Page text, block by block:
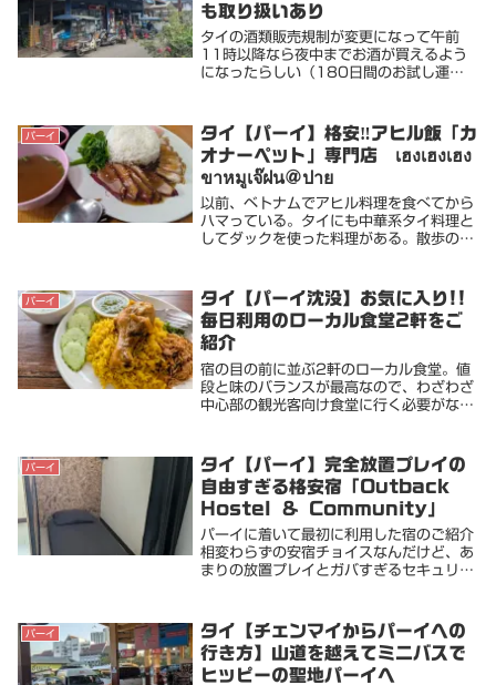
も取り扱いあり
タイの酒類販売規制が変更になって午前
11時以降なら夜中までお酒が買えるよう
になったらしい（180日間のお試し運
る主に卸売りをメインとやっている酒屋は
いつでも購入でき...
パーイ
タイ【パーイ】格安‼アヒル飯「カ
オナーペット」専門店 เฮงเฮงเฮง
ขาหมูเจ๊ฝน@ปาย
以前、ベトナムでアヒル料理を食べてから
ハマっている。タイにも中華系タイ料理と
してダックを使った料理がある。散歩の途
は読めません。グーグルマップでは...
パーイ
タイ【パーイ沈没】お気に入り!!
毎日利用のローカル食堂2軒をご
紹介
宿の目の前に並ぶ2軒のローカル食堂。値
段と味のバランスが最高なので、わざわざ
中心部の観光客向け食堂に行く必要がなく
ต้ม...
パーイ
タイ【パーイ】完全放置プレイの
自由すぎる格安宿「Outback
Hostel & Community」
パーイに着いて最初に利用した宿のご紹介
相変わらずの安宿チョイスなんだけど、あ
まりの放置プレイとガバすぎるセキュリテ
とても閑静なエリア。悪く言うと何もない
場所まず、入...
パーイ
タイ【チェンマイからパーイへの
行き方】山道を越えてミニバスで
ヒッピーの聖地パーイへ